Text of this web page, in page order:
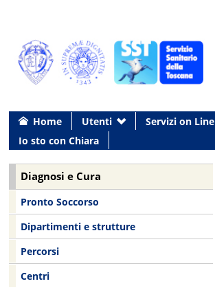
Home Utenti Servizi on Line
Io sto con Chiara
Diagnosi e Cura
Pronto Soccorso
Dipartimenti e strutture
Percorsi
Centri